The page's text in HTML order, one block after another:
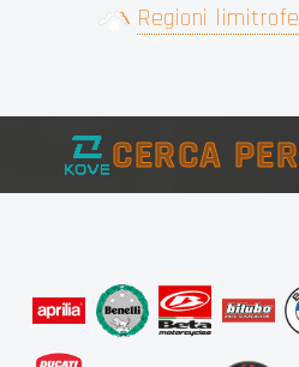
Regioni limitrofe
CERCA PER